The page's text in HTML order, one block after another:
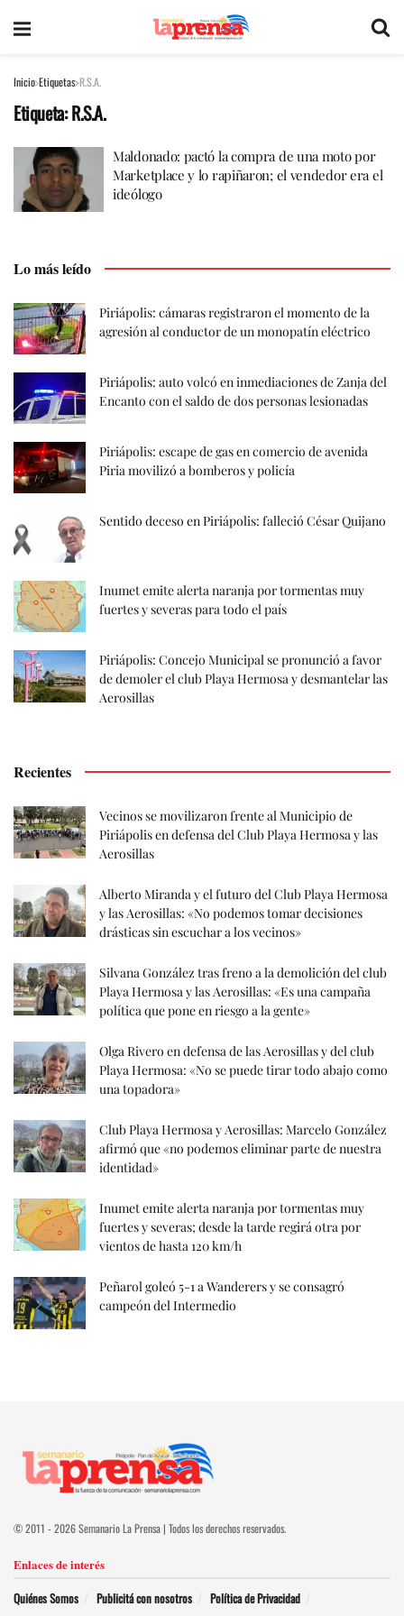
Inicio Etiquetas R.S.A.
Etiqueta:R.S.A.
Maldonado: pactó la compra de una moto por
Marketplace y lo rapiñaron; el vendedor era el
ideólogo
Lo más leído
Piriápolis: cámaras registraron el momento de la
agresión al conductor de un monopatín eléctrico
Piriápolis: auto volcó en inmediaciones de Zanja del
Encanto con el saldo de dos personas lesionadas
Piriápolis: escape de gas en comercio de avenida
Piria movilizó a bomberos y policía
Sentido deceso en Piriápolis: falleció César Quijano
Inumet emite alerta naranja por tormentas muy
fuertes y severas para todo el país
Piriápolis: Concejo Municipal se pronunció a favor
de demoler el club Playa Hermosa y desmantelar las
Aerosillas
Recientes
Vecinos se movilizaron frente al Municipio de
Piriápolis en defensa del Club Playa Hermosa y las
Aerosillas
Alberto Miranda y el futuro del Club Playa Hermosa
y las Aerosillas: «No podemos tomar decisiones
drásticas sin escuchar a los vecinos»
Silvana González tras freno a la demolición del club
Playa Hermosa y las Aerosillas: «Es una campaña
política que pone en riesgo a la gente»
Olga Rivero en defensa de las Aerosillas y del club
Playa Hermosa: «No se puede tirar todo abajo como
una topadora»
Club Playa Hermosa y Aerosillas: Marcelo González
afirmó que «no podemos eliminar parte de nuestra
identidad»
Inumet emite alerta naranja por tormentas muy
fuertes y severas; desde la tarde regirá otra por
vientos de hasta 120 km/h
Peñarol goleó 5-1 a Wanderers y se consagró
campeón del Intermedio
© 2011 - 2026 Semanario La Prensa | Todos los derechos reservados.
Enlaces de interés
Quiénes Somos Publicitá con nosotros Política de Privacidad